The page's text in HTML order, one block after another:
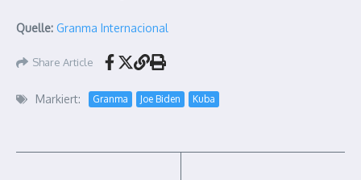
Quelle: Granma Internacional
Share Article
Markiert: Granma Joe Biden Kuba